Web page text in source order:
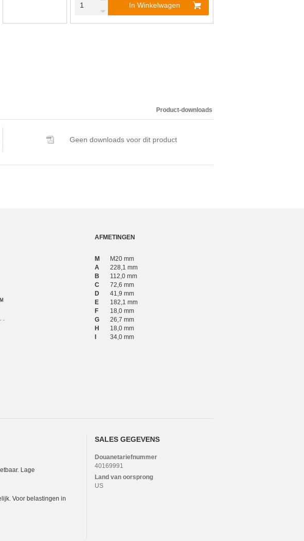
In Winkelwagen
Product-downloads
Geen downloads voor dit product
AFMETINGEN
M
M20 mm
A
228,1 mm
B
112,0 mm
C
72,6 mm
D
41,9 mm
E
182,1 mm
F
18,0 mm
G
26,7 mm
H
18,0 mm
34,0 mm
Lage
Voor belastingen in
SALES GEGEVENS
Douanetariefnummer
40169991
Land van oorsprong
US